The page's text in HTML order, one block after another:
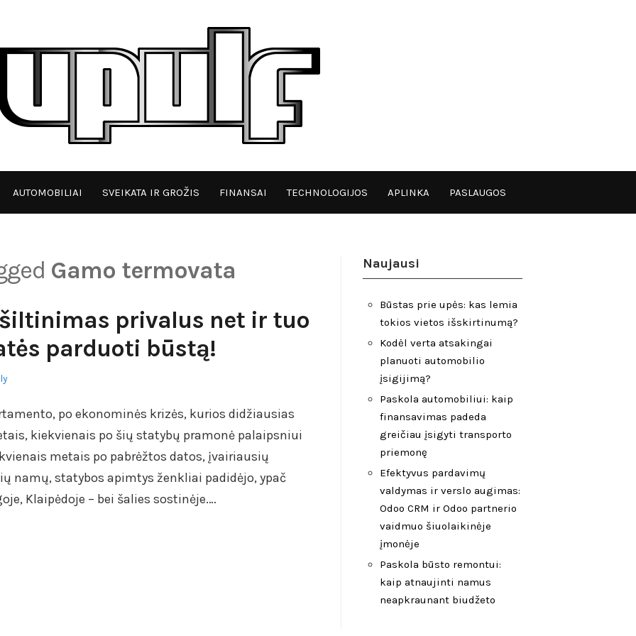
AUTOMOBILIAI SVEIKATA IR GROŽIS FINANSAI TECHNOLOGIJOS APLINKA PASLAUGOS
Gamo termovata
privalus net ir tuo
parduoti būstą!
po ekonominės krizės, kurios didžiausias
kiekvienais po šių statybų pramonė palaipsniui
metais po pabrėžtos datos, įvairiausių
namų, statybos apimtys ženkliai padidėjo, ypač
Klaipėdoje – bei šalies sostinėje.…
Naujausi
Būstas prie upės: kas lemia
tokios vietos išskirtinumą?
Kodėl verta atsakingai
planuoti automobilio
įsigijimą?
Paskola automobiliui: kaip
finansavimas padeda
greičiau įsigyti transporto
priemonę
Efektyvus pardavimų
valdymas ir verslo augimas:
Odoo CRM ir Odoo partnerio
vaidmuo šiuolaikinėje
įmonėje
Paskola būsto remontui:
kaip atnaujinti namus
neapkraunant biudžeto